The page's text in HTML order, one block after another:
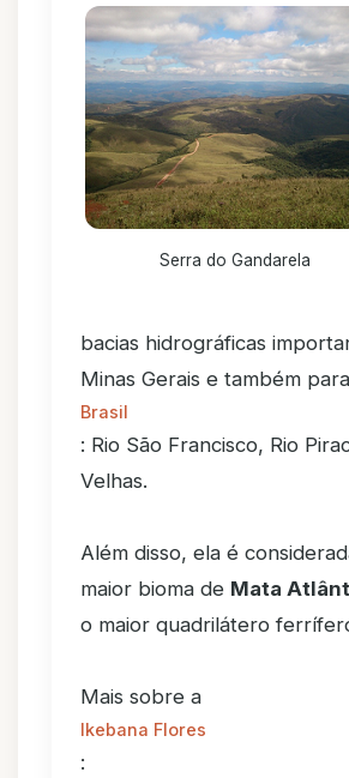
Serra do Gandarela
bacias hidrográficas
Minas Gerais e também
Brasil
: Rio São Francisco, Rio
Velhas.
Além disso, ela é
maior bioma de Mata
o maior quadrilátero
Mais sobre a
Ikebana Flores
: